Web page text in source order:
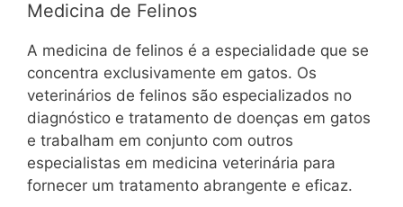
Medicina de Felinos
A medicina de felinos é a especialidade que se
concentra exclusivamente em gatos. Os
veterinários de felinos são especializados no
diagnóstico e tratamento de doenças em gatos
e trabalham em conjunto com outros
especialistas em medicina veterinária para
fornecer um tratamento abrangente e eficaz.